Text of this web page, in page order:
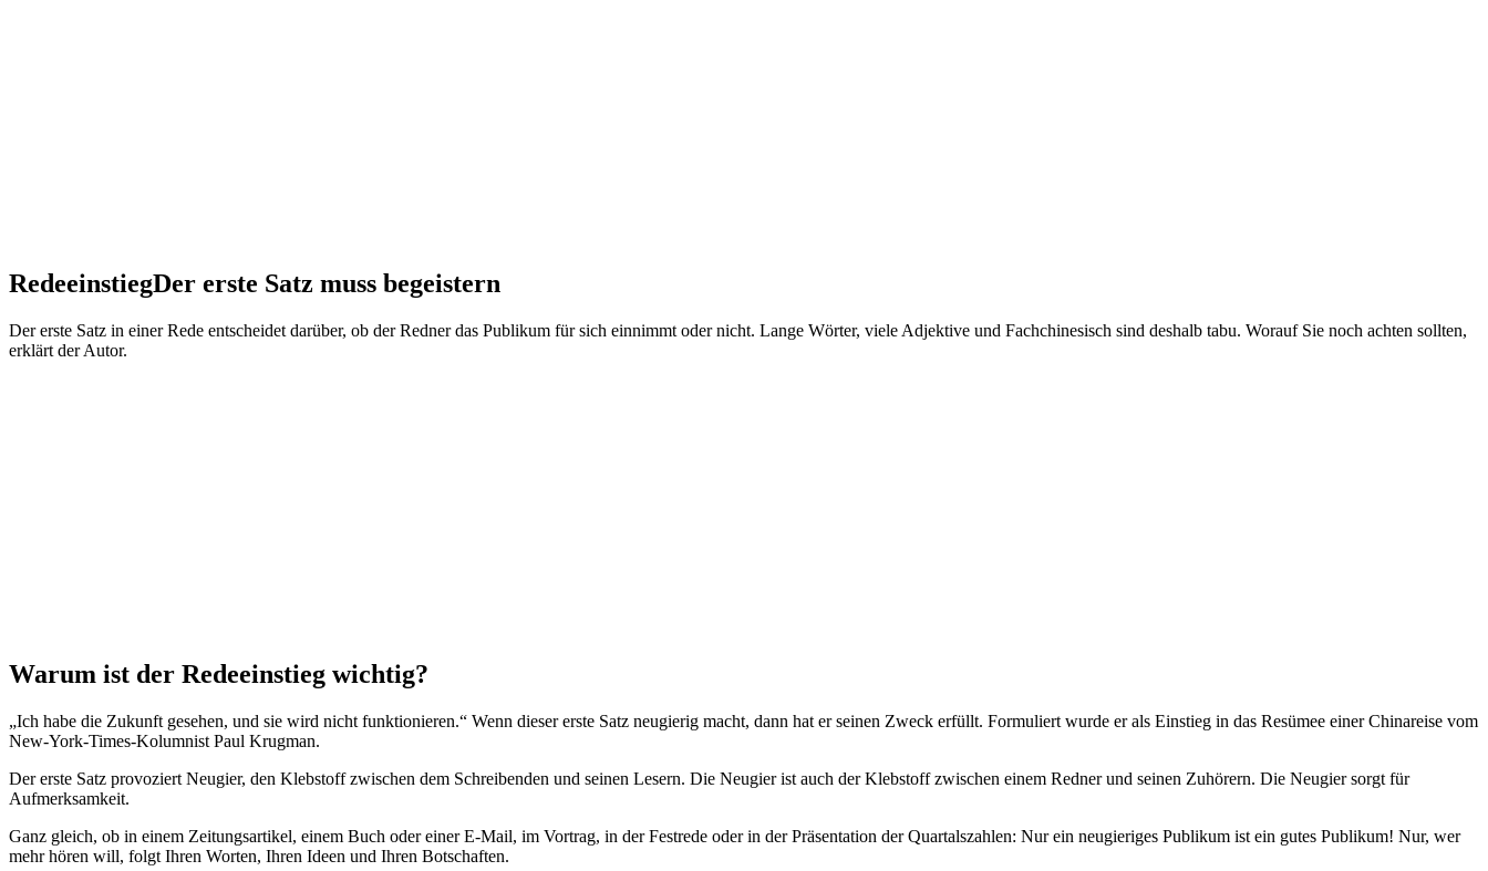
RedeeinstiegDer erste Satz muss begeistern
Der erste Satz in einer Rede entscheidet darüber, ob der Redner das Publikum für sich einnimmt oder nicht. Lange Wörter, viele Adjektive und Fachchinesisch sind deshalb tabu. Worauf Sie noch achten sollten,
erklärt der Autor.
Warum ist der Redeeinstieg wichtig?
„Ich habe die Zukunft gesehen, und sie wird nicht funktionieren.“ Wenn dieser erste Satz neugierig macht, dann hat er seinen Zweck erfüllt. Formuliert wurde er als Einstieg in das Resümee einer Chinareise vom
New-York-Times-Kolumnist Paul Krugman.
Der erste Satz provoziert Neugier, den Klebstoff zwischen dem Schreibenden und seinen Lesern. Die Neugier ist auch der Klebstoff zwischen einem Redner und seinen Zuhörern. Die Neugier sorgt für
Aufmerksamkeit.
Ganz gleich, ob in einem Zeitungsartikel, einem Buch oder einer E-Mail, im Vortrag, in der Festrede oder in der Präsentation der Quartalszahlen: Nur ein neugieriges Publikum ist ein gutes Publikum! Nur, wer
mehr hören will, folgt Ihren Worten, Ihren Ideen und Ihren Botschaften.